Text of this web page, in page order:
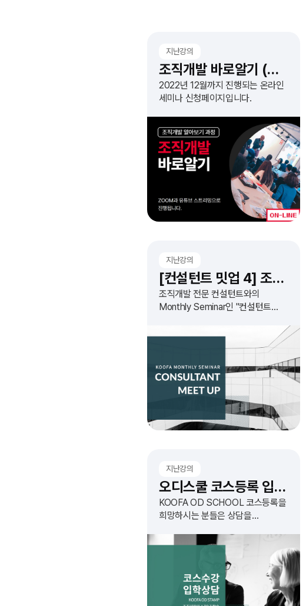
지난강의
조직개발 바로알기 (무료웨비나)
2022년 12월까지 진행되는 온라인
세미나 신청페이지입니다.
지난강의
[컨설턴트 밋업 4] 조직문화 엑스칼리버
조직개발 전문 컨설턴트와의
Monthly Seminar인 "컨설턴트
지난강의
오디스쿨 코스등록 입학상담
KOOFA OD SCHOOL 코스등록을
희망하시는 분들은 상담을
안내해드리겠습니다.